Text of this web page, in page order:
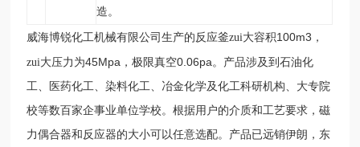
造。
威海博锐化工机械有限公司生产的反应釜zui大容积100m3 ，
zui大压力为45Mpa ，极限真空0.06pa 。产品涉及到石油化
工、医药化工、染料化工、冶金化学及化工科研机构、大专院
校等数百家企事业单位学校。根据用户的介质和工艺要求，磁
力偶合器和反应器的大小可以任意选配。 产品已远销伊朗，东